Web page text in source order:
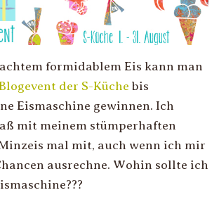
formidablem Eis kann man
der S-Küche bis
Eismaschine gewinnen. Ich
mit meinem stümperhaften
mal mit, auch wenn ich mir
ausrechne. Wohin sollte ich